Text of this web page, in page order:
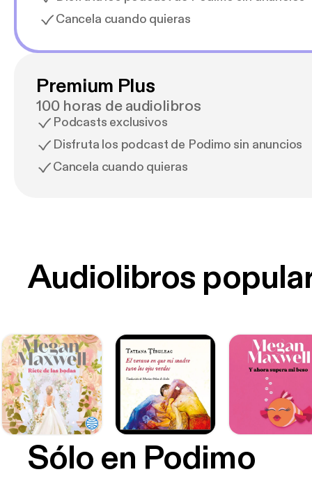
Cancela cuando quieras
Premium Plus
100 horas de audiolibros
Podcasts exclusivos
Disfruta los podcast de Podimo sin anuncios
Cancela cuando quieras
Sólo en Podimo
Audiolibros